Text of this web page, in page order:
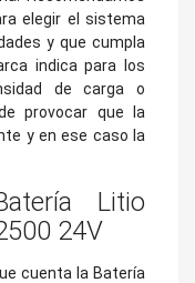
elegir el sistema
y que cumpla
indica para los
de carga o
provocar que la
y en ese caso la
Litio
24V
cuenta la Batería